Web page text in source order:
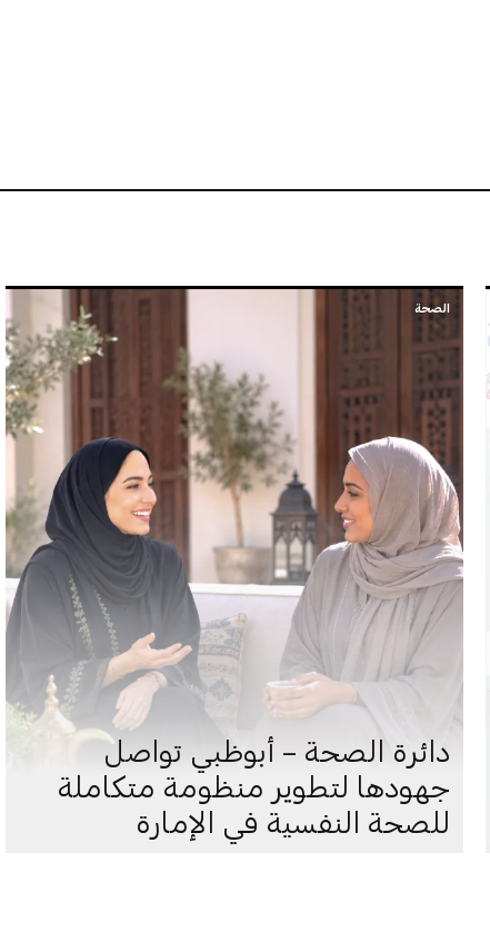
الصحة
دائرة الصحة – أبوظبي تواصل
جهودها لتطوير منظومة متكاملة
للصحة النفسية في الإمارة